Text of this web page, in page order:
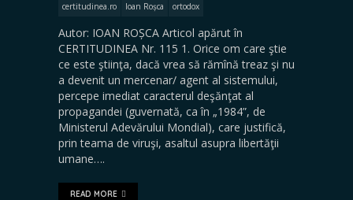
certitudinea.ro
Ioan Roșca ortodox
Autor: IOAN ROȘCA Articol apărut în
CERTITUDINEA Nr. 115 1. Orice om care ştie
ce este ştiinţa, dacă vrea să rămînă treaz şi nu
a devenit un mercenar/ agent al sistemului,
percepe imediat caracterul deşănţat al
propagandei (guvernată, ca în „1984”, de
Ministerul Adevărului Mondial), care justifică,
prin teama de viruşi, asaltul asupra libertăţii
umane….
READ MORE